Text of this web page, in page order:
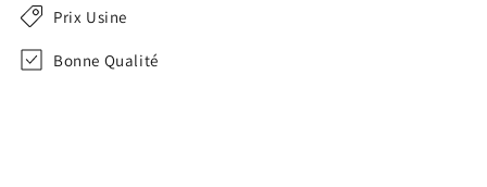
Prix Usine
Bonne Qualité